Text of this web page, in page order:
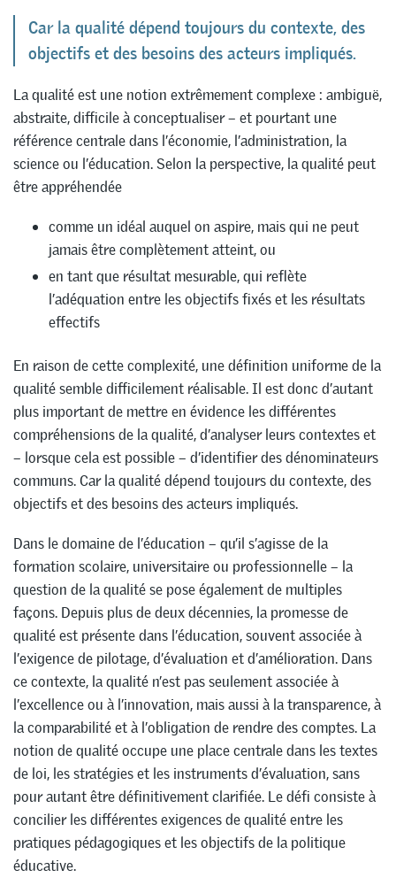
Car la qualité dépend toujours du contexte, des
objectifs et des besoins des acteurs impliqués.
La qualité est une notion extrêmement complexe : ambiguë,
abstraite, difficile à conceptualiser – et pourtant une
référence centrale dans l’économie, l’administration, la
science ou l’éducation. Selon la perspective, la qualité peut
être appréhendée
comme un idéal auquel on aspire, mais qui ne peut
jamais être complètement atteint, ou
en tant que résultat mesurable, qui reflète
l’adéquation entre les objectifs fixés et les résultats
effectifs
En raison de cette complexité, une définition uniforme de la
qualité semble difficilement réalisable. Il est donc d’autant
plus important de mettre en évidence les différentes
compréhensions de la qualité, d’analyser leurs contextes et
– lorsque cela est possible – d’identifier des dénominateurs
communs. Car la qualité dépend toujours du contexte, des
objectifs et des besoins des acteurs impliqués.
Dans le domaine de l’éducation – qu’il s’agisse de la
formation scolaire, universitaire ou professionnelle – la
question de la qualité se pose également de multiples
façons. Depuis plus de deux décennies, la promesse de
qualité est présente dans l’éducation, souvent associée à
l’exigence de pilotage, d’évaluation et d’amélioration. Dans
ce contexte, la qualité n’est pas seulement associée à
l’excellence ou à l’innovation, mais aussi à la transparence, à
la comparabilité et à l’obligation de rendre des comptes. La
notion de qualité occupe une place centrale dans les textes
de loi, les stratégies et les instruments d’évaluation, sans
pour autant être définitivement clarifiée. Le défi consiste à
concilier les différentes exigences de qualité entre les
pratiques pédagogiques et les objectifs de la politique
éducative.